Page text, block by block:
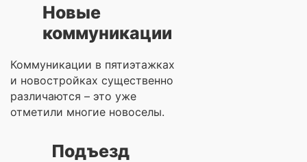
Новые
коммуникации
Коммуникации в пятиэтажках
и новостройках существенно
различаются – это уже
отметили многие новоселы.
Подъезд